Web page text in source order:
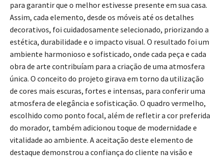
para garantir que o melhor estivesse presente em sua casa.
Assim, cada elemento, desde os móveis até os detalhes
decorativos, foi cuidadosamente selecionado, priorizando a
estética, durabilidade e o impacto visual. O resultado foi um
ambiente harmonioso e sofisticado, onde cada peça e cada
obra de arte contribuíam para a criação de uma atmosfera
única. O conceito do projeto girava em torno da utilização
de cores mais escuras, fortes e intensas, para conferir uma
atmosfera de elegância e sofisticação. O quadro vermelho,
escolhido como ponto focal, além de refletir a cor preferida
do morador, também adicionou toque de modernidade e
vitalidade ao ambiente. A aceitação deste elemento de
destaque demonstrou a confiança do cliente na visão e